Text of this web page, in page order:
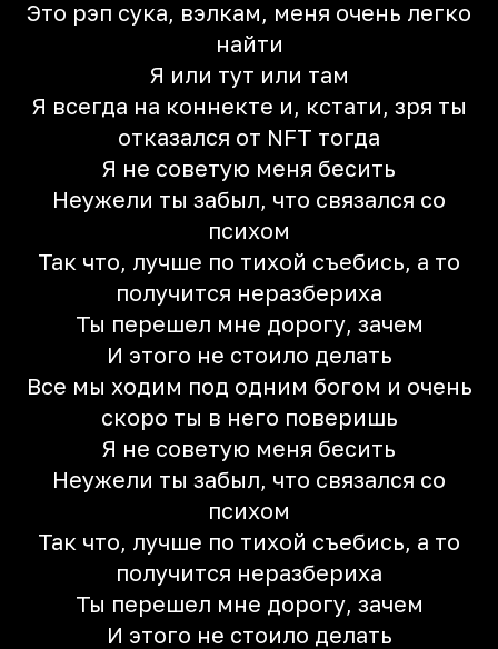
Это рэп сука, вэлкам, меня очень легко
найти
Я или тут или там
Я всегда на коннекте и, кстати, зря ты
отказался от NFT тогда
Я не советую меня бесить
Неужели ты забыл, что связался со
психом
Так что, лучше по тихой съебись, а то
получится неразбериха
Ты перешел мне дорогу, зачем
И этого не стоило делать
Все мы ходим под одним богом и очень
скоро ты в него поверишь
Я не советую меня бесить
Неужели ты забыл, что связался со
психом
Так что, лучше по тихой съебись, а то
получится неразбериха
Ты перешел мне дорогу, зачем
И этого не стоило делать